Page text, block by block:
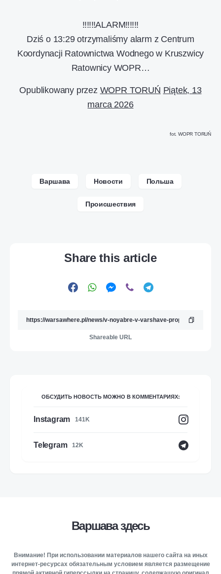
‼️‼️‼️ALARM‼️‼️‼️
Dziś o 13:29 otrzymaliśmy alarm z Centrum
Koordynacji Ratownictwa Wodnego w Kruszwicy
Ratownicy WOPR…
Opublikowany przez WOPR TORUŃ Piątek, 13
marca 2026
fot. WOPR TORUŃ
Варшава Новости Польша
Происшествия
Share this article
Shareable URL
ОБСУДИТЬ НОВОСТЬ МОЖНО В КОММЕНТАРИЯХ:
Instagram 141K
Telegram 12K
Варшава здесь
Внимание! При использовании материалов нашего сайта на иных
интернет-ресурсах обязательным условием является размещение